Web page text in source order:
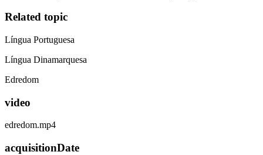
Related topic
Língua Portuguesa
Língua Dinamarquesa
Edredom
video
edredom.mp4
acquisitionDate